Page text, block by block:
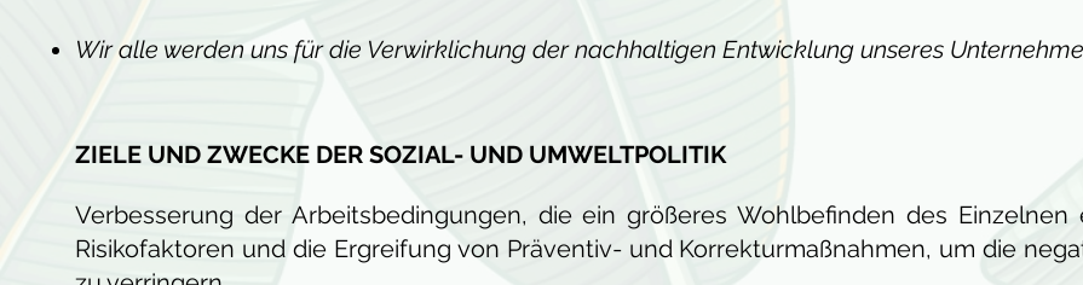
Wir alle werden uns für die Verwirklichung der nachhaltigen Entwicklung unseres
ZIELE UND ZWECKE DER SOZIAL- UND UMWELTPOLITIK
Verbesserung der Arbeitsbedingungen, die ein größeres Wohlbefinden des
Risikofaktoren und die Ergreifung von Präventiv- und Korrekturmaßnahmen, um die